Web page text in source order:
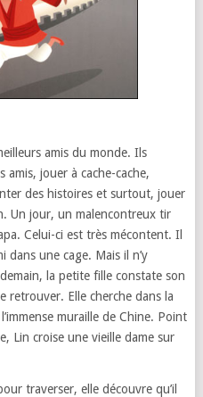
amis du monde. Ils
amis, jouer à cache-cache,
des histoires et surtout, jouer
Un jour, un malencontreux tir
Celui-ci est très mécontent. Il
dans une cage. Mais il n’y
la petite fille constate son
retrouver. Elle cherche dans la
muraille de Chine. Point
Lin croise une vieille dame sur
traverser, elle découvre qu’il